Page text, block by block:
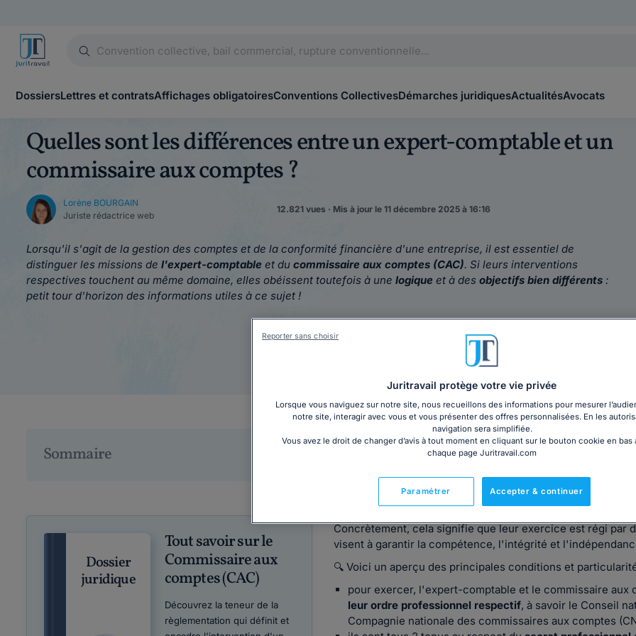
DossiersLettres et contratsAffichages obligatoiresConventions CollectivesDémarches juridiquesActualitésAvocats
Quelles sont les différences entre un expert-comptable et un
commissaire aux comptes ?
Lorène BOURGAIN
Juriste rédactrice web
12.821 vues · Mis à jour le 11 décembre 2025 à 16:16
Lorsqu'il s'agit de la gestion des comptes et de la conformité financière d'une entreprise, il est essentiel de
distinguer les missions de l'expert-comptable et du commissaire aux comptes (CAC). Si leurs interventions
respectives touchent au même domaine, elles obéissent toutefois à une logique et à des objectifs bien différents :
petit tour d'horizon des informations utiles à ce sujet !
Les missions du commissaire aux comptes
Sommaire
Dossier
juridique
Tout savoir sur le
Commissaire aux
comptes (CAC)
Découvrez la teneur de la
règlementation qui définit et
Qui peut exercer les fonctions de
comptable ? S'agit-il de professions
: les professions d'expert-comptable et de
Concrètement, cela signifie que leur exercice est régi par
visent à garantir la compétence, l'intégrité et
🔍 Voici un aperçu des principales conditions et
pour exercer, l'expert-comptable et le commissaire aux
leur ordre professionnel respectif, à savoir le Conseil
Compagnie nationale des commissaires aux comptes
Juritravail protège votre vie privée
Lorsque vous naviguez sur notre site, nous recueillons des informations pour mesurer
notre site, interagir avec vous et vous présenter des offres personnalisées. En les
navigation sera simplifiée.
Vous avez le droit de changer d’avis à tout moment en cliquant sur le bouton cookie en bas
chaque page Juritravail.com
Accepter & continuer
Paramétrer
Reporter sans choisir